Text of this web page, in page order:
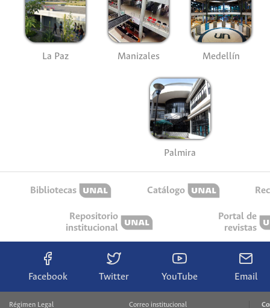
La Paz Manizales Medellín
Palmira
Bibliotecas Catálogo
Repositorio
institucional
Portal de
revistas
Facebook Twitter YouTube Email
Régimen Legal Correo institucional